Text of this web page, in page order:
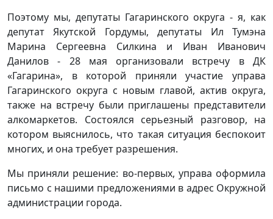
Поэтому мы, депутаты Гагаринского округа - я, как
депутат Якутской Гордумы, депутаты Ил Тумэна
Марина Сергеевна Силкина и Иван Иванович
Данилов - 28 мая организовали встречу в ДК
«Гагарина», в которой приняли участие управа
Гагаринского округа с новым главой, актив округа,
также на встречу были приглашены представители
алкомаркетов. Состоялся серьезный разговор, на
котором выяснилось, что такая ситуация беспокоит
многих, и она требует разрешения.
Мы приняли решение: во-первых, управа оформила
письмо с нашими предложениями в адрес Окружной
администрации города.